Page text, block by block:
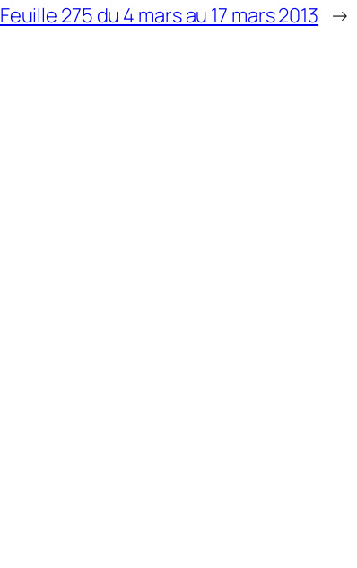
Feuille 275 du 4 mars au 17 mars 2013 →